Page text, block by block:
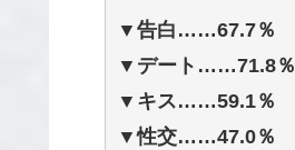
▼告白……67.7％
▼デート……71.8％
▼キス……59.1％
▼性交……47.0％